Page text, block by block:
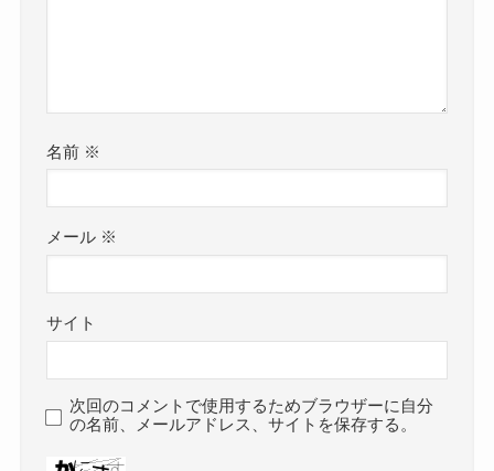
名前 ※
メール ※
サイト
次回のコメントで使用するためブラウザーに自分
の名前、メールアドレス、サイトを保存する。